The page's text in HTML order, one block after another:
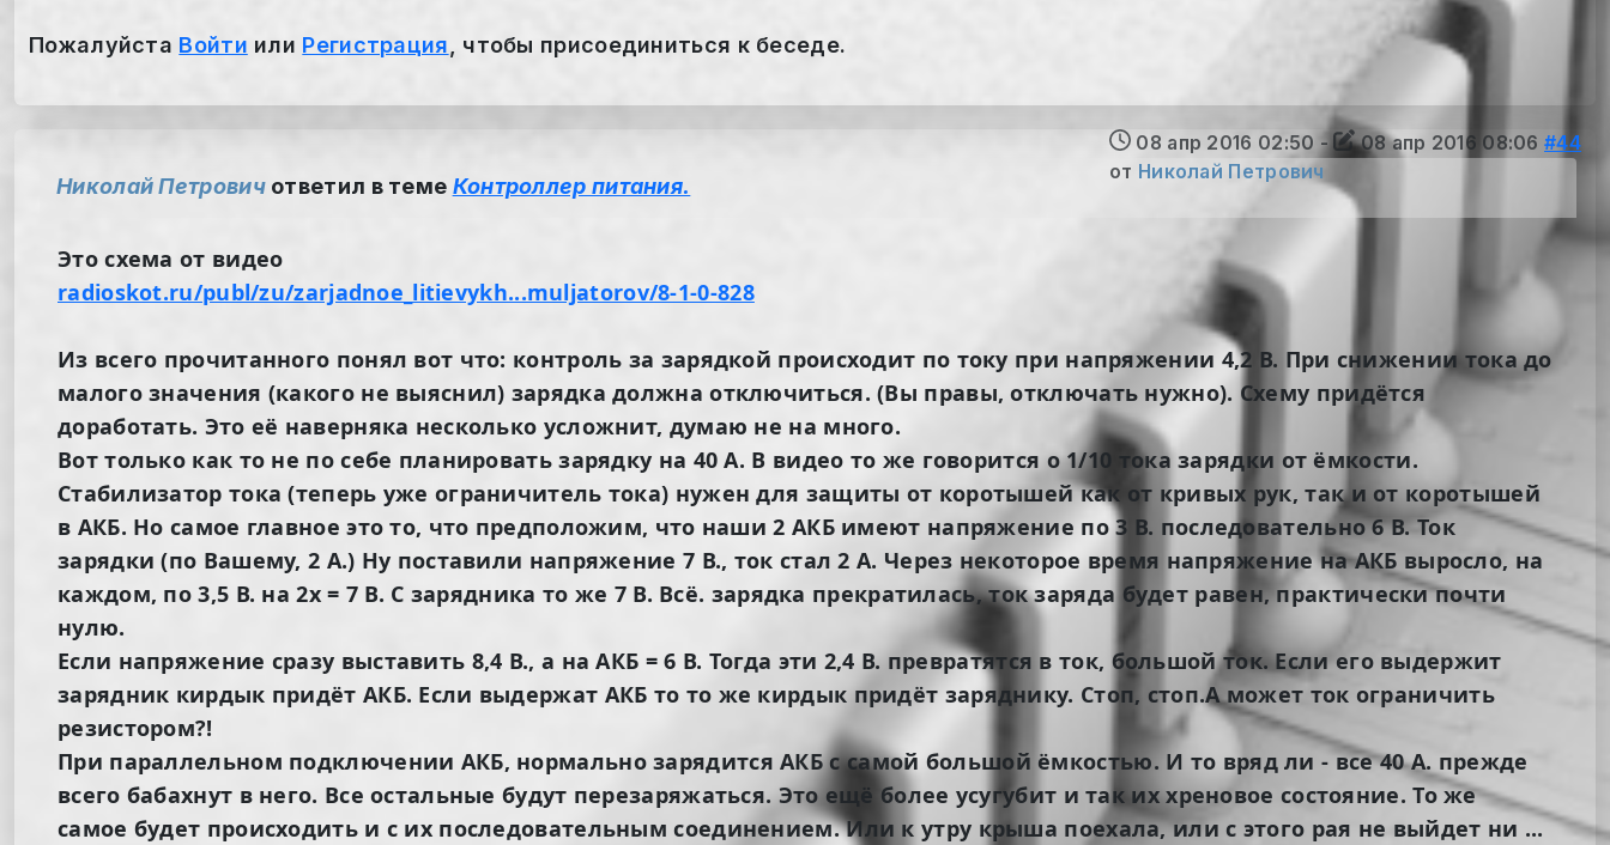
Пожалуйста Войти или Регистрация , чтобы присоединиться к беседе.
08 апр 2016 02:50 - 08 апр 2016 08:06 #44
от Николай Петрович
Николай Петровичответил в теме Контроллер питания.
Это схема от видео
radioskot.ru/publ/zu/zarjadnoe_litievykh...muljatorov/8-1-0-828
Из всего прочитанного понял вот что: контроль за зарядкой происходит по току при напряжении 4,2 В. При снижении тока до
малого значения (какого не выяснил) зарядка должна отключиться. (Вы правы, отключать нужно). Схему придётся
доработать. Это её наверняка несколько усложнит, думаю не на много.
Вот только как то не по себе планировать зарядку на 40 А. В видео то же говорится о 1/10 тока зарядки от ёмкости.
Стабилизатор тока (теперь уже ограничитель тока) нужен для защиты от коротышей как от кривых рук, так и от коротышей
в АКБ. Но самое главное это то, что предположим, что наши 2 АКБ имеют напряжение по 3 В. последовательно 6 В. Ток
зарядки (по Вашему, 2 А.) Ну поставили напряжение 7 В., ток стал 2 А. Через некоторое время напряжение на АКБ выросло, на
каждом, по 3,5 В. на 2х = 7 В. С зарядника то же 7 В. Всё. зарядка прекратилась, ток заряда будет равен, практически почти
нулю.
Если напряжение сразу выставить 8,4 В., а на АКБ = 6 В. Тогда эти 2,4 В. превратятся в ток, большой ток. Если его выдержит
зарядник кирдык придёт АКБ. Если выдержат АКБ то то же кирдык придёт заряднику. Стоп, стоп.А может ток ограничить
резистором?!
При параллельном подключении АКБ, нормально зарядится АКБ с самой большой ёмкостью. И то вряд ли - все 40 А. прежде
всего бабахнут в него. Все остальные будут перезаряжаться. Это ещё более усугубит и так их хреновое состояние. То же
самое будет происходить и с их последовательным соединением. Или к утру крыша поехала, или с этого рая не выйдет ни ...